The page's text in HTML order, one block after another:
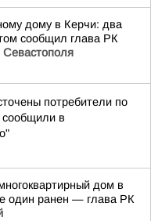
дому в Керчи: два
сообщил глава РК
Севастополя
потребители по
сообщили в
дом в
один ранен — глава РК